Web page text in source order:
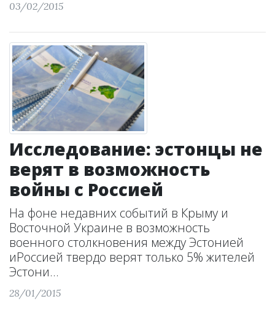
03/02/2015
Исследование: эстонцы не
верят в возможность
войны с Россией
На фоне недавних событий в Крыму и
Восточной Украине в возможность
военного столкновения между Эстонией
иРоссией твердо верят только 5% жителей
Эстони...
28/01/2015